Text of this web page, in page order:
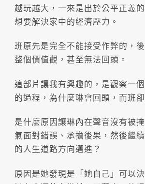
越玩越大，一來是出於公平正義
想要解決家中的經濟壓力。
班原先是完全不能接受作弊的，
整個價值觀，甚至無法回頭。
這部片讓我有興趣的，是觀察一
的過程，為什麼琳會回頭，而班
是什麼原因讓琳內在聲音沒有被
氣面對錯誤、承擔後果，然後繼
的人生道路方向邁進？
原因是她發現是「她自己」可以